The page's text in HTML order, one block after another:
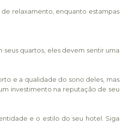
relaxamento, enquanto estampas
quartos, eles devem sentir uma
e a qualidade do sono deles, mas
investimento na reputação de seu
e o estilo do seu hotel. Siga